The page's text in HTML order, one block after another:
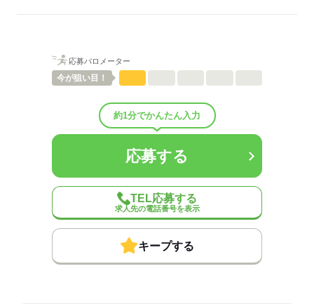
ひとりで
しずか
有料老人ホーム/デイサービス施設/グループホーム/特別養護老人ホ
ーム/病院など
10人
（男5：女5）
平均年齢
医療・介護・福祉関連
応募バロメーター
今が狙い目！
約1分でかんたん入力
応募する
TEL応募する
求人先の電話番号を表示
キープする